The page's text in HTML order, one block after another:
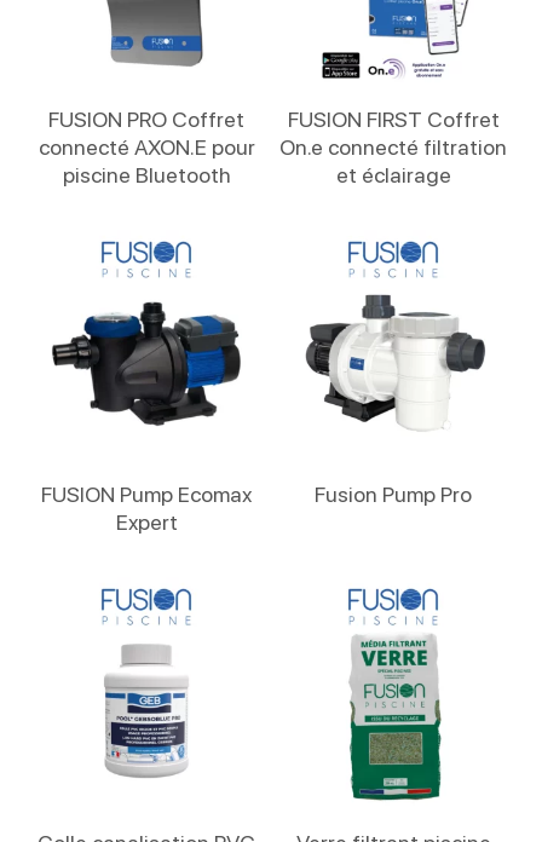
FUSION PRO Coffret
connecté AXON.E pour
piscine Bluetooth
FUSION FIRST Coffret
On.e connecté filtration
et éclairage
FUSION Pump Ecomax
Expert
Fusion Pump Pro